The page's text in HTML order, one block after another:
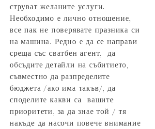
струват желаните услуги.
Необходимо е лично отношение,
все пак не поверявате празника си
на машина. Редно е да се направи
среща със сватбен агент, да
обсъдите детайли на събитието,
съвместно да разпределите
бюджета /ако има такъв/, да
споделите какви са вашите
приоритети, за да знае той / тя
накъде да насочи повече внимание